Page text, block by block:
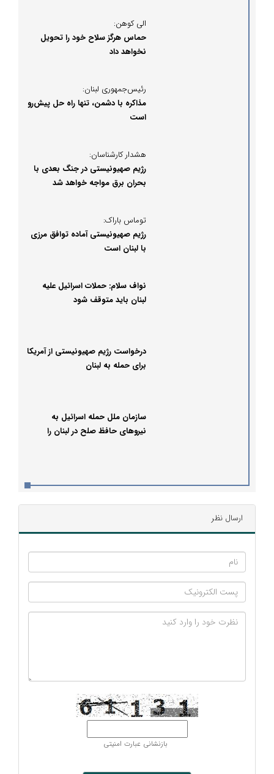
الی کوهن:
حماس هرگز سلاح خود را تحویل
نخواهد داد
رئیس‌جمهوری لبنان:
مذاکره با دشمن، تنها راه حل پیش‌رو
است
هشدار کارشناسان:
رژیم صهیونیستی در جنگ بعدی با
بحران برق مواجه خواهد شد
توماس باراک:
رژیم صهیونیستی آماده توافق مرزی
با لبنان است
نواف سلام: حملات اسرائیل علیه
لبنان باید متوقف شود
درخواست رژیم صهیونیستی از آمریکا
برای حمله به لبنان
سازمان ملل حمله اسرائیل به
نیروهای حافظ صلح در لبنان را
ارسال نظر
بازنشانی عبارت امنیتی